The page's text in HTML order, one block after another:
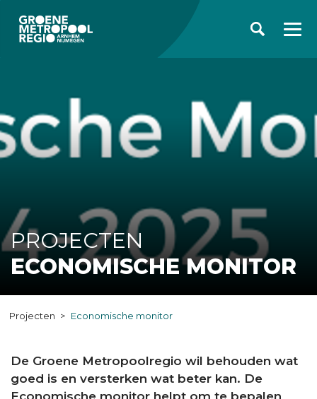
PROJECTEN
ECONOMISCHE MONITOR
Projecten Economische monitor
De Groene Metropoolregio wil behouden wat
goed is en versterken wat beter kan. De
Economische monitor helpt om te bepalen